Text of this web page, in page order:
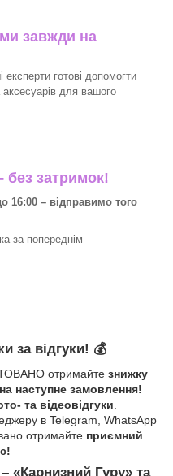
ми завжди на
готові допомогти
для вашого
без затримок!
– відправимо того
за попереднім
за відгуки! 💰
отримайте знижку
наступне замовлення!
та відеовідгуки
в Telegram, WhatsApp
отримайте приємний
«Карнизний Гуру» та